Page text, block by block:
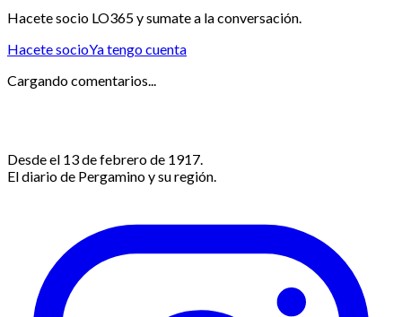
Hacete socio LO365 y sumate a la conversación.
Hacete socioYa tengo cuenta
Cargando comentarios...
Desde el 13 de febrero de 1917.
El diario de Pergamino y su región.